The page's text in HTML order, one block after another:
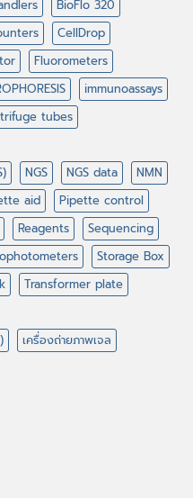
BioFlo 320
CellDrop
Fluorometers
immunoassays
tubes
NGS NGS data
NMN
aid
Pipette control
Reagents
Sequencing
Storage Box
Transformer plate
เครื่องถ่ายภาพเจล